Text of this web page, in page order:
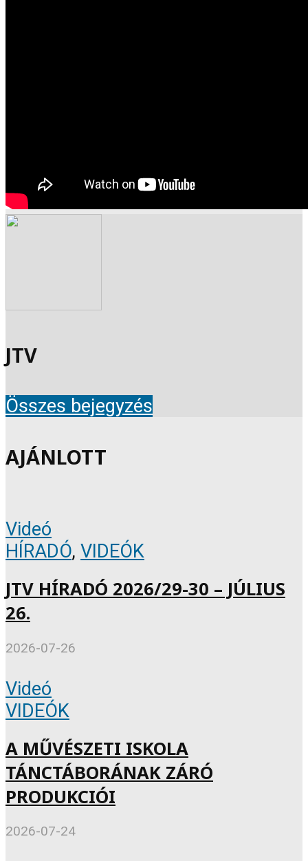
JTV
Összes bejegyzés
AJÁNLOTT
Videó
HÍRADÓ, VIDEÓK
JTV HÍRADÓ 2026/29-30 – JÚLIUS
26.
2026-07-26
Videó
VIDEÓK
A MŰVÉSZETI ISKOLA
TÁNCTÁBORÁNAK ZÁRÓ
PRODUKCIÓI
2026-07-24